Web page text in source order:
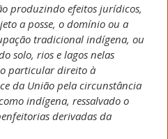
produzindo efeitos jurídicos,
a posse, o domínio ou a
tradicional indígena, ou
solo, rios e lagos nelas
particular direito à
da União pela circunstância
indígena, ressalvado o
derivadas da